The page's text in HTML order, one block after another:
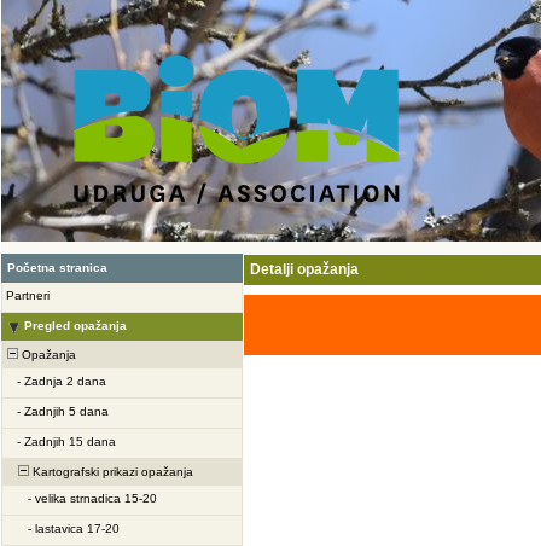
Početna stranica
Partneri
Pregled opažanja
Opažanja
- Zadnja 2 dana
- Zadnjih 5 dana
- Zadnjih 15 dana
Kartografski prikazi opažanja
- velika strnadica 15-20
- lastavica 17-20
Detalji opažanja